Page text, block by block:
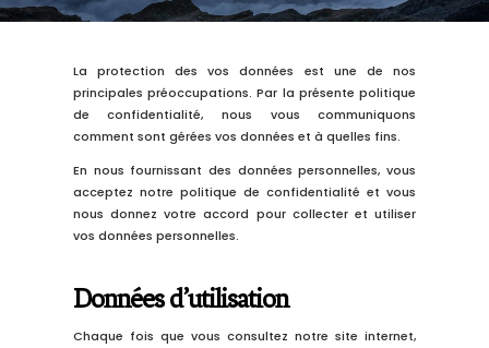
La protection des vos données est une de nos
principales préoccupations. Par la présente politique
de confidentialité, nous vous communiquons
comment sont gérées vos données et à quelles fins.
En nous fournissant des données personnelles, vous
acceptez notre politique de confidentialité et vous
nous donnez votre accord pour collecter et utiliser
vos données personnelles.
Données d’utilisation
Chaque fois que vous consultez notre site internet,